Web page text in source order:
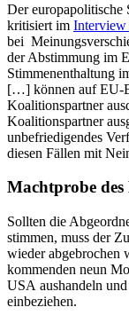
Der europapolitische
kritisiert im
bei
der Abstimmung im
Stimmenenthaltung
[…] können auf EU-
Koalitionspartner
Koalitionspartner
unbefriedigendes
diesen Fällen mit
Machtprobe
Sollten die
stimmen, muss der
wieder abgebrochen
kommenden neun
USA aushandeln
einbeziehen.